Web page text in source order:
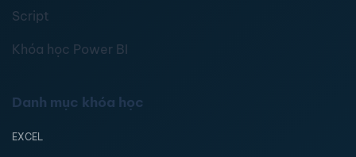
Script
Khóa học Power BI
Danh mục khóa học
EXCEL